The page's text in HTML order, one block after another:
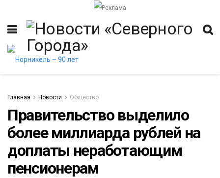
Главная Новости Общество
Правительство выделило
более миллиарда рублей на
доплаты неработающим
пенсионерам